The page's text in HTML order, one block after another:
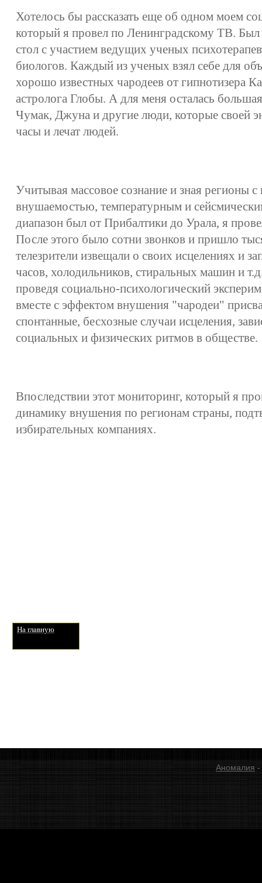
Хотелось бы рассказать еще об одном моем
который я провел по Ленинградскому ТВ. Был
стол с участием ведущих ученых
биологов. Каждый из ученых взял себе для
хорошо известных чародеев от гипнотизера
астролога Глобы. А для меня осталась
Чумак, Джуна и другие люди, которые своей
часы и лечат людей.
Учитывая массовое сознание и зная регионы
внушаемостью, температурным и
диапазон был от Прибалтики до Урала, я
После этого было сотни звонков и пришло
телезрители извещали о своих исцелениях и
часов, холодильников, стиральных машин и
проведя социально-психологический
вместе с эффектом внушения "чародеи"
спонтанные, бесхозные случаи исцеления,
социальных и физических ритмов в обществе.
Впоследствии этот мониторинг, который я
динамику внушения по регионам страны,
избирательных компаниях.
На главную
Аномалия -